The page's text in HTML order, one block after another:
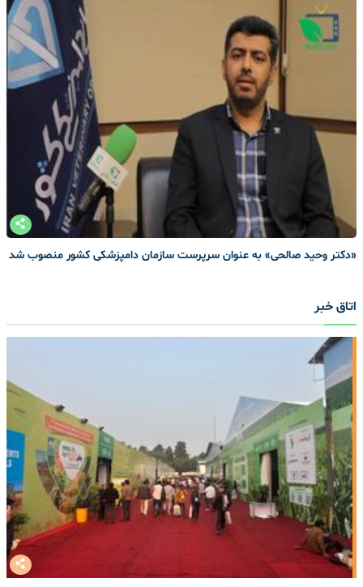
«دکتر وحید صالحی» به عنوان سرپرست سازمان دامپزشکی کشور منصوب شد
اتاق خبر